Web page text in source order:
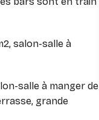
salon-salle à
salle à manger de
grande